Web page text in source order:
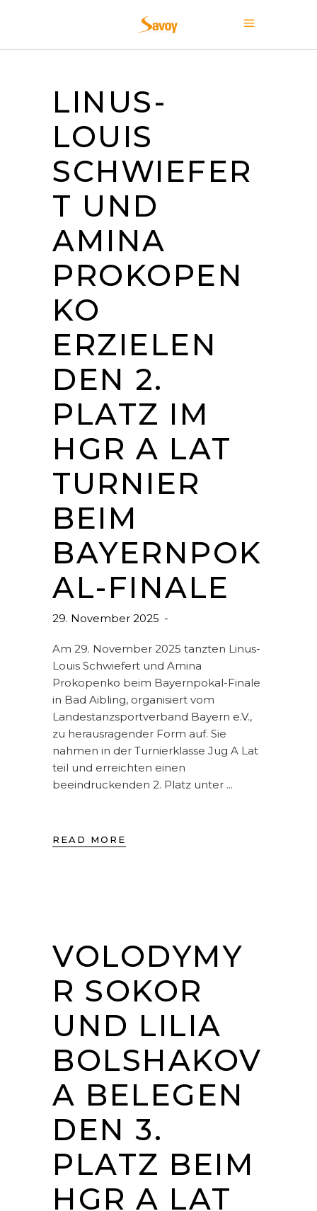
LINUS-
LOUIS
SCHWIEFER
T UND
AMINA
PROKOPEN
KO
ERZIELEN
DEN 2.
PLATZ IM
HGR A LAT
TURNIER
BEIM
BAYERNPOK
AL-FINALE
29. November 2025
Am 29. November 2025 tanzten Linus-
Louis Schwiefert und Amina
Prokopenko beim Bayernpokal-Finale
in Bad Aibling, organisiert vom
Landestanzsportverband Bayern e.V.,
zu herausragender Form auf. Sie
nahmen in der Turnierklasse Jug A Lat
teil und erreichten einen
beeindruckenden 2. Platz unter
READ MORE
VOLODYMY
R SOKOR
UND LILIA
BOLSHAKOV
A BELEGEN
DEN 3.
PLATZ BEIM
HGR A LAT